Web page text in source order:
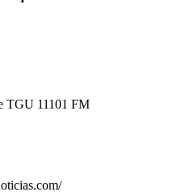
TGU 11101 FM